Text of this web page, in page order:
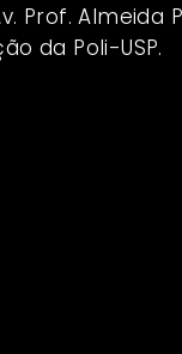
Prof. Almeida
da Poli-USP.